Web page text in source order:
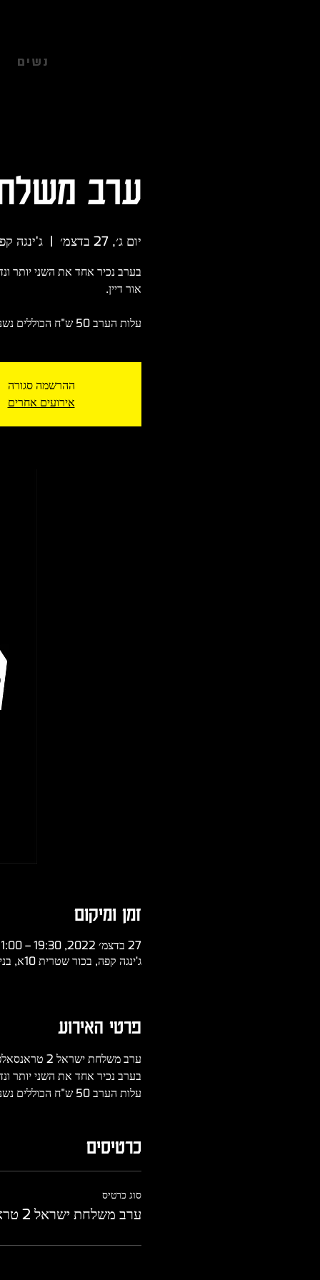
נשים
ערב משלחת
יום ג׳, 27 בדצמ׳
  |
ג'ינגה
בערב נכיר אחד את השני יותר
עלות הערב 50 ש"ח הכוללים נשנושים ובירה ראשונה על חשבון הבית
ההרשמה סגורה
אירועים אחרים
זמן ומיקום
27 בדצמ׳ 2022, 19:30 – 21:00
ג'ינגה קפה, בכור שטרית 10א, בנין הולודרום הלאומי
פרטי האירוע
ערב משלחת ישראל 2 טראנסאלפ 2023
בערב נכיר אחד את השני יותר
עלות הערב 50 ש"ח הכוללים נשנושים ובירה ראשונה על חשבון הבית
כרטיסים
סוג כרטיס
ערב משלחת ישראל 2 טראנסאלפ